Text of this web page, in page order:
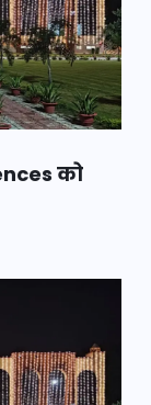
को